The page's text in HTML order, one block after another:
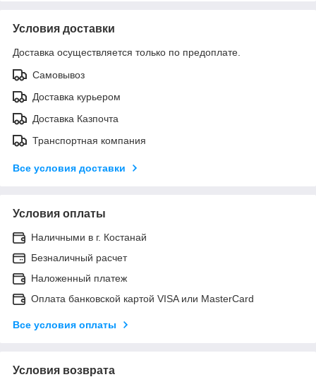
Условия доставки
Доставка осуществляется только по предоплате.
Самовывоз
Доставка курьером
Доставка Казпочта
Транспортная компания
Все условия доставки
Условия оплаты
Наличными в г. Костанай
Безналичный расчет
Наложенный платеж
Оплата банковской картой VISA или MasterCard
Все условия оплаты
Условия возврата